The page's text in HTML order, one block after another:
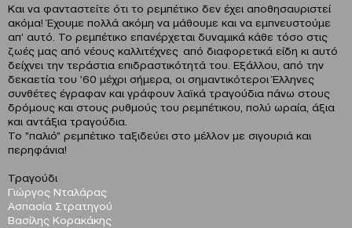
Και να φανταστείτε ότι το ρεμπέτικο δεν έχει αποθησαυριστεί
ακόμα! Έχουμε πολλά ακόμη να μάθουμε και να εμπνευστούμε
απ’ αυτό. Το ρεμπέτικο επανέρχεται δυναμικά κάθε τόσο στις
ζωές μας από νέους καλλιτέχνες από διαφορετικά είδη κι αυτό
δείχνει την τεράστια επιδραστικότητά του. Εξάλλου, από την
δεκαετία του ’60 μέχρι σήμερα, οι σημαντικότεροι Έλληνες
συνθέτες έγραφαν και γράφουν λαϊκά τραγούδια πάνω στους
δρόμους και στους ρυθμούς του ρεμπέτικου, πολύ ωραία, άξια
και αντάξια τραγούδια.
Το ”παλιό” ρεμπέτικο ταξιδεύει στο μέλλον με σιγουριά και
περηφάνια!
Τραγούδι
Γιώργος Νταλάρας
Ασπασία Στρατηγού
Βασίλης Κορακάκης